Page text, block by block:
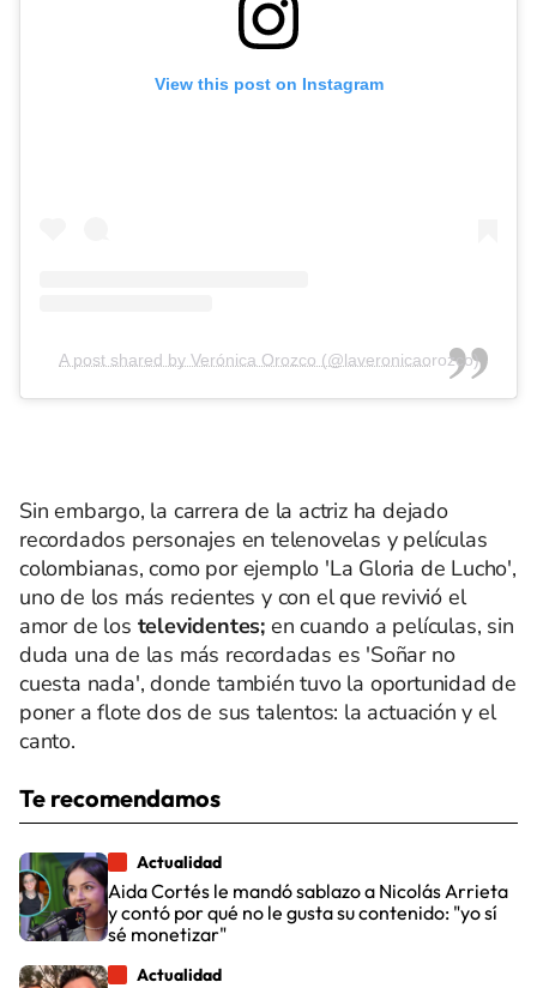
View this post on Instagram
A post shared by Verónica Orozco (@laveronicaorozco)
Sin embargo, la carrera de la actriz ha dejado
recordados personajes en telenovelas y películas
colombianas, como por ejemplo 'La Gloria de Lucho',
uno de los más recientes y con el que revivió el
amor de los televidentes; en cuando a películas, sin
duda una de las más recordadas es 'Soñar no
cuesta nada', donde también tuvo la oportunidad de
poner a flote dos de sus talentos: la actuación y el
canto.
Te recomendamos
Actualidad
Aida Cortés le mandó sablazo a Nicolás Arrieta
y contó por qué no le gusta su contenido: "yo sí
sé monetizar"
Actualidad